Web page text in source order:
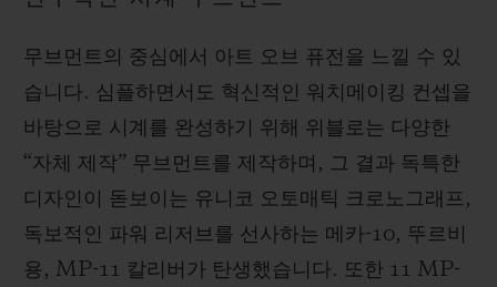
무브먼트의 중심에서 아트 오브 퓨전을 느낄 수 있
습니다. 심플하면서도 혁신적인 워치메이킹 컨셉을
바탕으로 시계를 완성하기 위해 위블로는 다양한
“자체 제작” 무브먼트를 제작하며, 그 결과 독특한
디자인이 돋보이는 유니코 오토매틱 크로노그래프,
독보적인 파워 리저브를 선사하는 메카-10, 뚜르비
용, MP-11 칼리버가 탄생했습니다. 또한 11 MP-